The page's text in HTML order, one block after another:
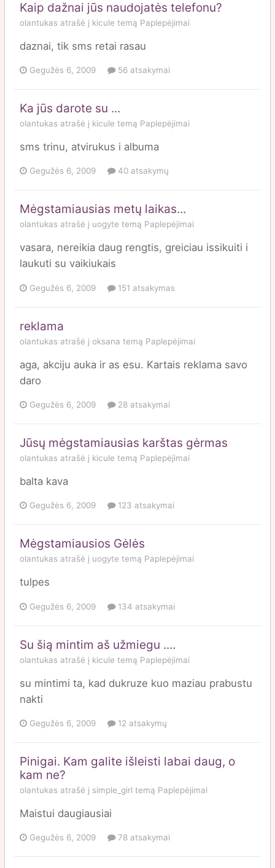
Kaip dažnai jūs naudojatės telefonu?
olantukas atrašė į kicule temą Paplepėjimai
daznai, tik sms retai rasau
Gegužės 6, 2009 56 atsakymai
Ka jūs darote su ...
olantukas atrašė į kicule temą Paplepėjimai
sms trinu, atvirukus i albuma
Gegužės 6, 2009 40 atsakymų
Mėgstamiausias metų laikas...
olantukas atrašė į uogyte temą Paplepėjimai
vasara, nereikia daug rengtis, greiciau issikuiti i
laukuti su vaikiukais
Gegužės 6, 2009 151 atsakymas
reklama
olantukas atrašė į oksana temą Paplepėjimai
aga, akciju auka ir as esu. Kartais reklama savo
daro
Gegužės 6, 2009 28 atsakymai
Jūsų mėgstamiausias karštas gėrmas
olantukas atrašė į kicule temą Paplepėjimai
balta kava
Gegužės 6, 2009 123 atsakymai
Mėgstamiausios Gėlės
olantukas atrašė į uogyte temą Paplepėjimai
tulpes
Gegužės 6, 2009 134 atsakymai
Su šią mintim aš užmiegu ....
olantukas atrašė į kicule temą Paplepėjimai
su mintimi ta, kad dukruze kuo maziau prabustu
nakti
Gegužės 6, 2009 12 atsakymų
Pinigai. Kam galite išleisti labai daug, o
kam ne?
olantukas atrašė į simple_girl temą Paplepėjimai
Maistui daugiausiai
Gegužės 6, 2009 78 atsakymai